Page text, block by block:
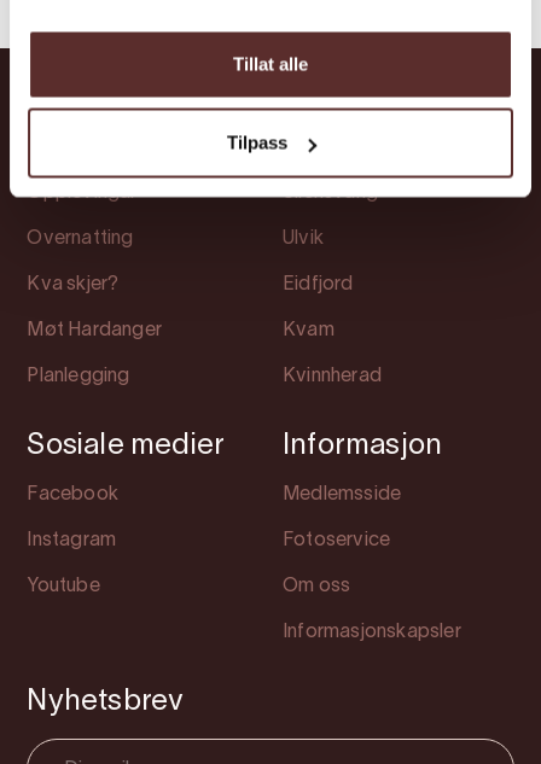
Tillat alle
Tilpass
Opplevingar
Overnatting
Kva skjer?
Møt Hardanger
Planlegging
Stadar
Ullensvang
Ulvik
Eidfjord
Kvam
Kvinnherad
Sosiale medier
Facebook
Instagram
Youtube
Informasjon
Medlemsside
Fotoservice
Om oss
Informasjonskapsler
Nyhetsbrev